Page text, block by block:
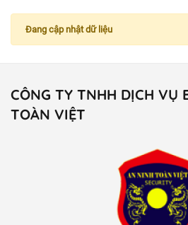
Đang cập nhật dữ liệu
CÔNG TY TNHH DỊCH VỤ
TOÀN VIỆT